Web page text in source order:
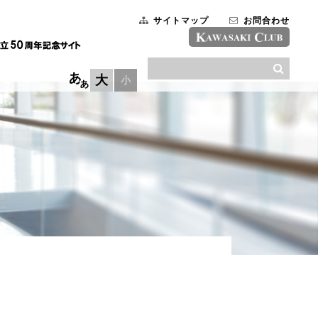
サイトマップ お問合わせ
大 小